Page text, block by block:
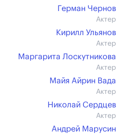
Герман Чернов
Актер
Кирилл Ульянов
Актер
Маргарита Лоскутникова
Актер
Майя Айрин Вада
Актер
Николай Сердцев
Актер
Андрей Марусин